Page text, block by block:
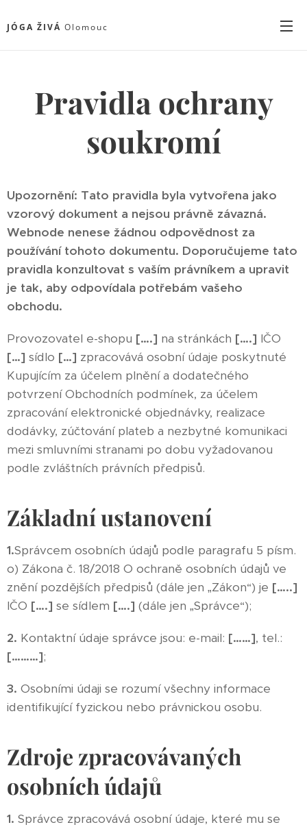
JÓGA ŽIVÁ Olomouc
Pravidla ochrany
soukromí
Upozornění: Tato pravidla byla vytvořena jako
vzorový dokument a nejsou právně závazná.
Webnode nenese žádnou odpovědnost za
používání tohoto dokumentu. Doporučujeme tato
pravidla konzultovat s vaším právníkem a upravit
je tak, aby odpovídala potřebám vašeho
obchodu.
Provozovatel e-shopu [….] na stránkách [….] IČO
[…] sídlo […] zpracovává osobní údaje poskytnuté
Kupujícím za účelem plnění a dodatečného
potvrzení Obchodních podmínek, za účelem
zpracování elektronické objednávky, realizace
dodávky, zúčtování plateb a nezbytné komunikaci
mezi smluvními stranami po dobu vyžadovanou
podle zvláštních právních předpisů.
Základní ustanovení
1.Správcem osobních údajů podle paragrafu 5 písm.
o) Zákona č. 18/2018 O ochraně osobních údajů ve
znění pozdějších předpisů (dále jen „Zákon“) je […..]
IČO [….] se sídlem [….] (dále jen „Správce“);
2. Kontaktní údaje správce jsou: e-mail: [……], tel.:
[………];
3. Osobními údaji se rozumí všechny informace
identifikující fyzickou nebo právnickou osobu.
Zdroje zpracovávaných
osobních údajů
1. Správce zpracovává osobní údaje, které mu se